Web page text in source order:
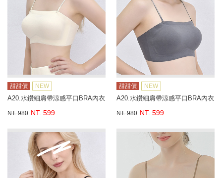
甜甜價 NEW
A20.水鑽細肩帶涼感平口BRA內衣
NT. 980 NT. 599
甜甜價 NEW
A20.水鑽細肩帶涼感平口BRA內衣
NT. 980 NT. 599